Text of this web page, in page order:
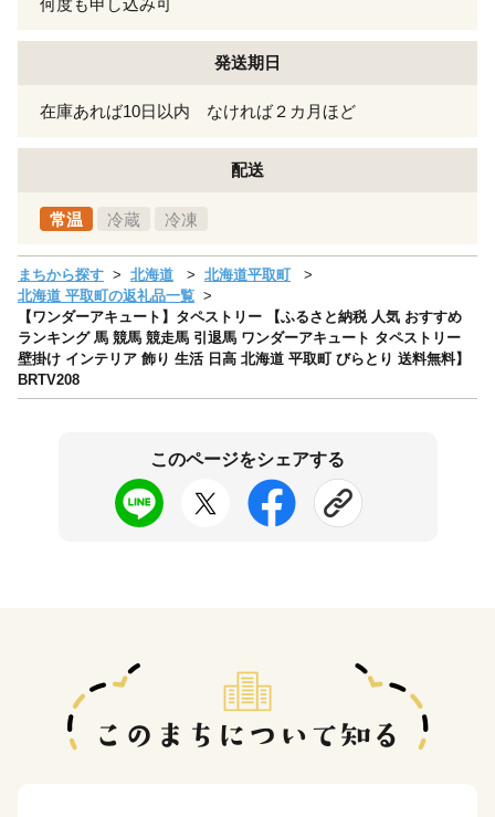
発送期日
在庫あれば10日以内 なければ２カ月ほど
配送
常温 冷蔵 冷凍
まちから探す 北海道
北海道平取町
北海道 平取町の返礼品一覧
【ワンダーアキュート】タペストリー 【ふるさと納税 人気 おすすめ
ランキング 馬 競馬 競走馬 引退馬 ワンダーアキュート タペストリー
壁掛け インテリア 飾り 生活 日高 北海道 平取町 びらとり 送料無料】
BRTV208
このページをシェアする